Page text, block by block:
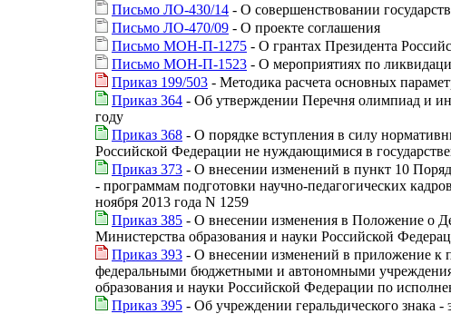
Письмо ЛО-430/14 - О совершенствовании
Письмо ЛО-470/09 - О проекте соглашения
Письмо МОН-П-1275 - О грантах Президента
Письмо МОН-П-1523 - О мероприятиях по
Приказ 199/503 - Методика расчета основных
Приказ 364 - Об утверждении Перечня олимпиад и
году
Приказ 368 - О порядке вступления в силу
Российской Федерации не нуждающимися в
Приказ 373 - О внесении изменений в пункт 10
- программам подготовки научно-педагогических
ноября 2013 года N 1259
Приказ 385 - О внесении изменения в Положение о
Министерства образования и науки Российской
Приказ 393 - О внесении изменений в приложение к
федеральными бюджетными и автономными
образования и науки Российской Федерации по
Приказ 395 - Об учреждении геральдического знака